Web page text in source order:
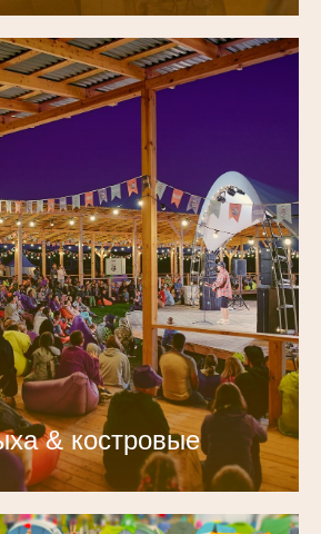
& костровые